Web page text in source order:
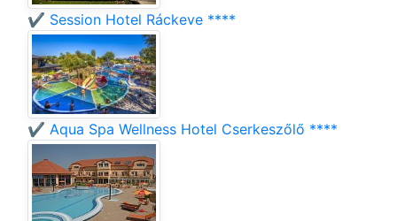
✔️ Session Hotel Ráckeve ****
✔️ Aqua Spa Wellness Hotel Cserkeszőlő ****